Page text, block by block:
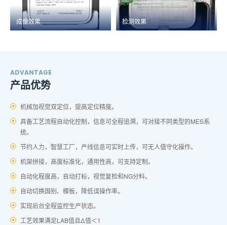
成像效果 检测效果
ADVANTAGE
产品优势
机械加视觉双定位，提高定位精度。
具备工艺流程自动化控制，信息可全程追溯，可对接不同类型的MES系
统。
节约人力，智慧工厂，产线信息可实时上传，可无人值守化操作。
机架拼接，高度标准化，通用性高，可支持定制。
自动化程度高，自动打标，视觉复检和NG分料。
自动切换国别、模板，降低误操作率。
实现后台全程监控生产状态。
工艺效果满足LAB值且Δ值＜1